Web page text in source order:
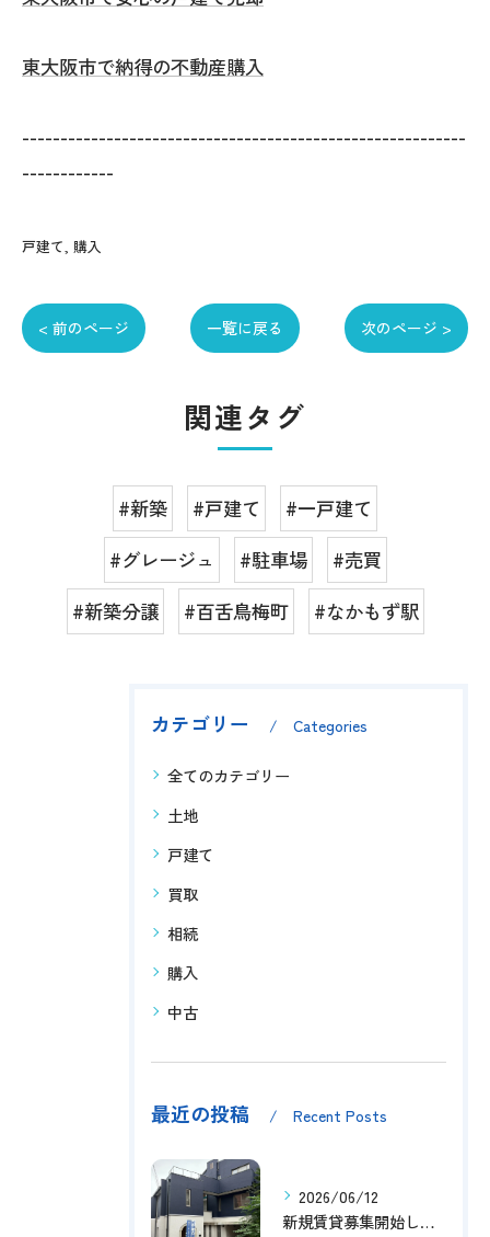
東大阪市で納得の不動産購入
----------------------------------------------------------
------------
戸建て 購入
< 前のページ 一覧に戻る 次のページ >
関連タグ
#新築 #戸建て
#一戸建て
#グレージュ
#駐車場
#売買
#新築分譲
#百舌鳥梅町 #なかもず駅
カテゴリー Categories
全てのカテゴリー
土地
戸建て
買取
相続
購入
中古
最近の投稿 Recent Posts
2026/06/12
新規賃貸募集開始しました！